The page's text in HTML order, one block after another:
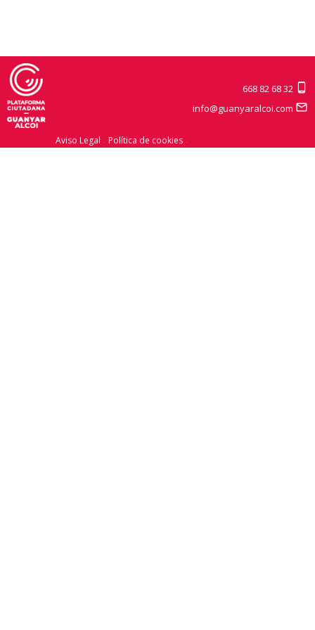
Aviso Legal
Política de cookies
668 82 68 32
info@guanyaralcoi.com